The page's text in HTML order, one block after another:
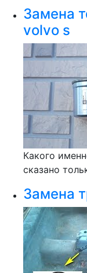
Замена
volvo s
Какого
сказано
Замена